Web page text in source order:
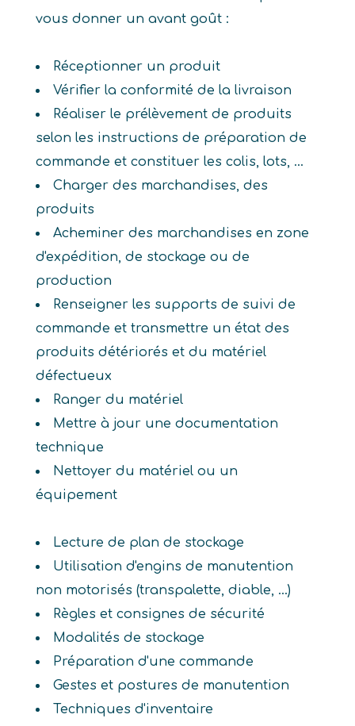
vous donner un avant goût :
Réceptionner un produit
Vérifier la conformité de la livraison
Réaliser le prélèvement de produits
selon les instructions de préparation de
commande et constituer les colis, lots, ...
Charger des marchandises, des
produits
Acheminer des marchandises en zone
d'expédition, de stockage ou de
production
Renseigner les supports de suivi de
commande et transmettre un état des
produits détériorés et du matériel
défectueux
Ranger du matériel
Mettre à jour une documentation
technique
Nettoyer du matériel ou un
équipement
Lecture de plan de stockage
Utilisation d'engins de manutention
non motorisés (transpalette, diable, ...)
Règles et consignes de sécurité
Modalités de stockage
Préparation d'une commande
Gestes et postures de manutention
Techniques d'inventaire